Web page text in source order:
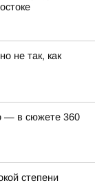
не так, как
— в сюжете 360
степени